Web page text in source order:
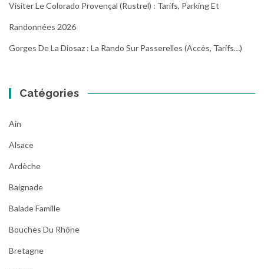
Visiter Le Colorado Provençal (Rustrel) : Tarifs, Parking Et
Randonnées 2026
Gorges De La Diosaz : La Rando Sur Passerelles (Accès, Tarifs…)
Catégories
Ain
Alsace
Ardèche
Baignade
Balade Famille
Bouches Du Rhône
Bretagne